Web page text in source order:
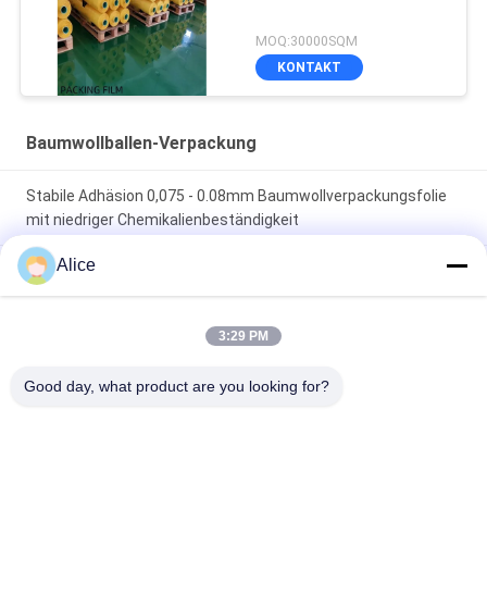
MOQ:30000SQM
KONTAKT
Baumwollballen-Verpackung
Stabile Adhäsion 0,075 - 0.08mm Baumwollverpackungsfolie
mit niedriger Chemikalienbeständigkeit
PET Baumwollverpackungsfolie mit stabiler Widerstand-
kundengerechtem Drucken der Adhäsions-hohen Temperatur
PET Baumwollverpackungs-Film 0,075 - 0.08mm Stärke-
besonders an
Alice
3:29 PM
Good day, what product are you looking for?